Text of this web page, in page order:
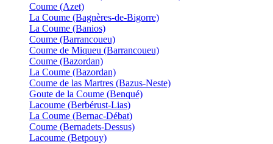
Coume (Azet)
La Coume (Bagnères-de-Bigorre)
La Coume (Banios)
Coume (Barrancoueu)
Coume de Miqueu (Barrancoueu)
Coume (Bazordan)
La Coume (Bazordan)
Coume de las Martres (Bazus-Neste)
Goute de la Coume (Benqué)
Lacoume (Berbérust-Lias)
La Coume (Bernac-Débat)
Coume (Bernadets-Dessus)
Lacoume (Betpouy)